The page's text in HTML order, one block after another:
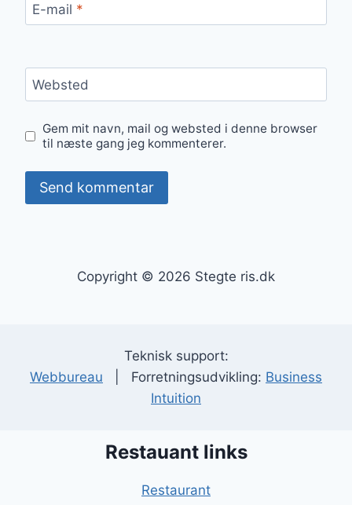
E-mail *
Websted
Gem mit navn, mail og websted i denne browser
til næste gang jeg kommenterer.
Copyright © 2026 Stegte ris.dk
Teknisk support:
Webbureau | Forretningsudvikling: Business
Intuition
Restauant links
Restaurant